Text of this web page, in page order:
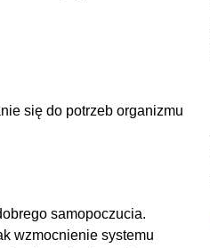
się do potrzeb organizmu
samopoczucia.
wzmocnienie systemu